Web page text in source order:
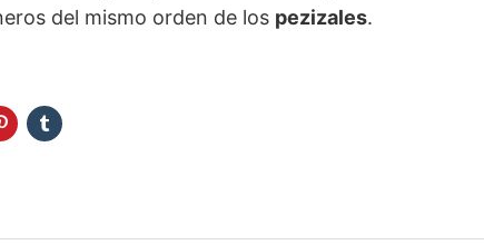
del mismo orden de los pezizales.